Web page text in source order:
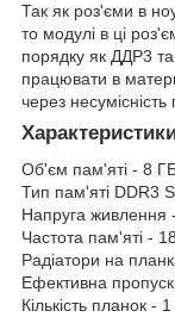
Так як роз'єми в
то модулі в ці
порядку як ДДР3
працювати в
через несумісність
Об'єм пам'яті - 8
Тип пам'яті DDR3
Напруга живлення
Частота пам'яті -
Радіатори на
Ефективна
Кількість планок -